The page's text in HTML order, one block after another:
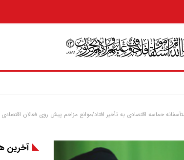
حماسه اقتصادی به تأخیر افتاد/موانع مزاحم پیش روی فعالان اقتصادی
آخرین